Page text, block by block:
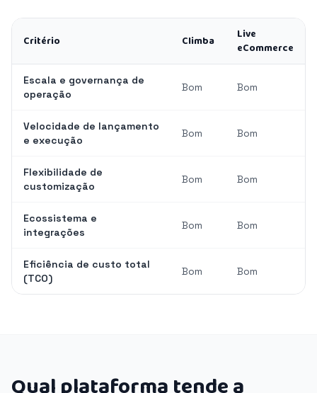
Critério Climba
Live
eCommerce
Escala e governança de
operação
Bom Bom
Velocidade de lançamento
e execução
Bom Bom
Flexibilidade de
customização
Bom Bom
Ecossistema e
integrações
Bom Bom
Eficiência de custo total
(TCO)
Bom Bom